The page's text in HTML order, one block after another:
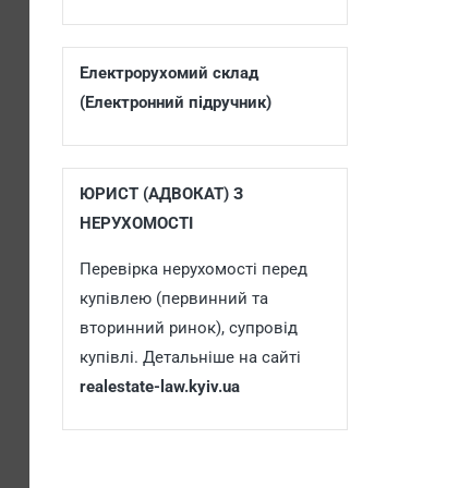
Електрорухомий склад
(Електронний підручник)
ЮРИСТ (АДВОКАТ) З
НЕРУХОМОСТІ
Перевірка нерухомості перед
купівлею (первинний та
вторинний ринок), супровід
купівлі. Детальніше на сайті
realestate-law.kyiv.ua